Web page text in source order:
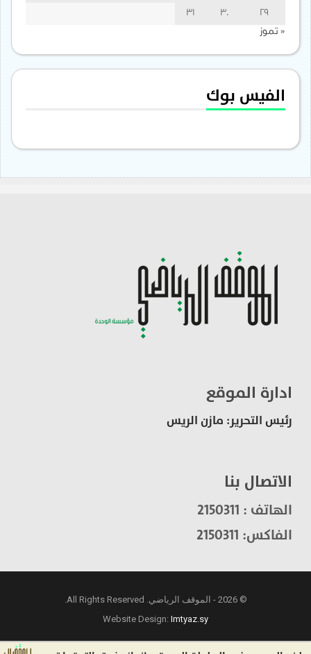
29
30
31
« تموز
الفيس بوك
ادارة الموقع
رئيس التحرير: مازن الريس
الاتصال بنا
الهاتف : 2150311
الفاكس: 2150311
© 2026 - الموقف الرياضي. All Rights Reserved.
Website Design:Imtyaz.sy